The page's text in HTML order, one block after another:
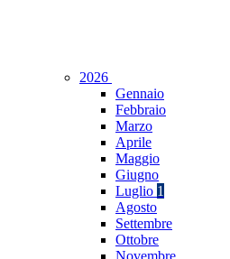
2026
Gennaio
Febbraio
Marzo
Aprile
Maggio
Giugno
Luglio 1
Agosto
Settembre
Ottobre